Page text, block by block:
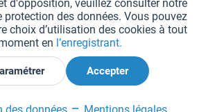
Contact Livraison et paiement
Droit de rétractation
données CGV Mentions légales
Déclarer la rétractation
d'opposition, veuillez consulter notre
protection des données. Vous pouvez
choix d’utilisation des cookies à tout
en l’enregistrant.
Accepter